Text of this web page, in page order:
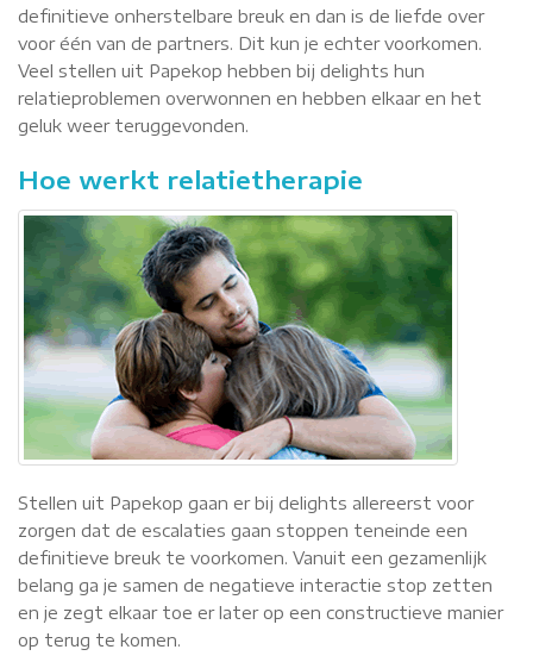
definitieve onherstelbare breuk en dan is de liefde over
voor één van de partners. Dit kun je echter voorkomen.
Veel stellen uit Papekop hebben bij delights hun
relatieproblemen overwonnen en hebben elkaar en het
geluk weer teruggevonden.
Hoe werkt relatietherapie
Stellen uit Papekop gaan er bij delights allereerst voor
zorgen dat de escalaties gaan stoppen teneinde een
definitieve breuk te voorkomen. Vanuit een gezamenlijk
belang ga je samen de negatieve interactie stop zetten
en je zegt elkaar toe er later op een constructieve manier
op terug te komen.